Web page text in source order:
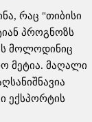
რაც "თიბისი
პროგნოზს
მოლოდინიც
მეტია. მაღალი
ექსპორტის